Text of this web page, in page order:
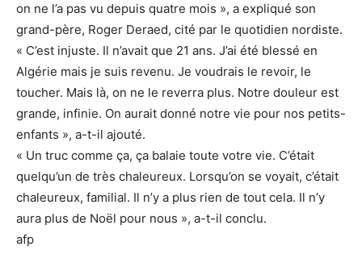
on ne l’a pas vu depuis quatre mois », a expliqué son
grand-père, Roger Deraed, cité par le quotidien nordiste.
« C’est injuste. Il n’avait que 21 ans. J’ai été blessé en
Algérie mais je suis revenu. Je voudrais le revoir, le
toucher. Mais là, on ne le reverra plus. Notre douleur est
grande, infinie. On aurait donné notre vie pour nos petits-
enfants », a-t-il ajouté.
« Un truc comme ça, ça balaie toute votre vie. C’était
quelqu’un de très chaleureux. Lorsqu’on se voyait, c’était
chaleureux, familial. Il n’y a plus rien de tout cela. Il n’y
aura plus de Noël pour nous », a-t-il conclu.
afp